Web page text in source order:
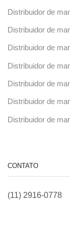
Distribuidor de
Distribuidor de
Distribuidor de
Distribuidor de
Distribuidor de
Distribuidor de
Distribuidor de
CONTATO
(11) 2916-0778